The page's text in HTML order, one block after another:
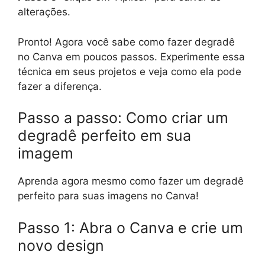
alterações.
Pronto! Agora você sabe como fazer degradê
no Canva em poucos passos. Experimente essa
técnica em seus projetos e veja como ela pode
fazer a diferença.
Passo a passo: Como criar um
degradê perfeito em sua
imagem
Aprenda agora mesmo como fazer um degradê
perfeito para suas imagens no Canva!
Passo 1: Abra o Canva e crie um
novo design